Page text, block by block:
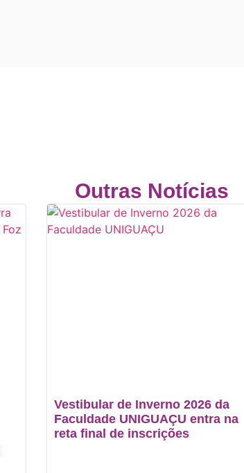
Outras Notícias
Vestibular de Inverno 2026 da
Faculdade UNIGUAÇU entra na
reta final de inscrições